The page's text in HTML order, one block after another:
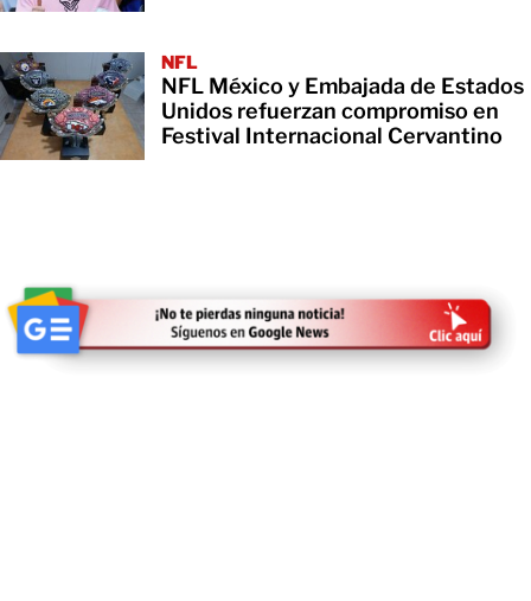
NFL
NFL México y Embajada de Estados
Unidos refuerzan compromiso en
Festival Internacional Cervantino